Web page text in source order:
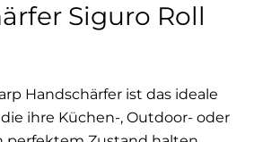
Siguro Roll
Handschärfer ist das ideale
ihre Küchen-, Outdoor- oder